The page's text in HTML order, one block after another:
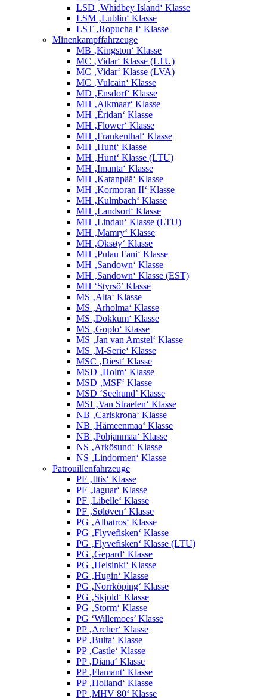
LSD ‚Whidbey Island‘ Klasse
LSM ‚Lublin‘ Klasse
LST ‚Ropucha I‘ Klasse
Minenkampffahrzeuge
MB ‚Kingston‘ Klasse
MC ‚Vidar‘ Klasse (LTU)
MC ‚Vidar‘ Klasse (LVA)
MC ‚Vulcain‘ Klasse
MD ‚Ensdorf‘ Klasse
MH ‚Alkmaar‘ Klasse
MH ‚Éridan‘ Klasse
MH ‚Flower‘ Klasse
MH ‚Frankenthal‘ Klasse
MH ‚Hunt‘ Klasse
MH ‚Hunt‘ Klasse (LTU)
MH ‚Imanta‘ Klasse
MH ‚Katanpää‘ Klasse
MH ‚Kormoran II‘ Klasse
MH ‚Kulmbach‘ Klasse
MH ‚Landsort‘ Klasse
MH ‚Lindau‘ Klasse (LTU)
MH ‚Mamry‘ Klasse
MH ‚Oksøy‘ Klasse
MH ‚Pulau Fani‘ Klasse
MH ‚Sandown‘ Klasse
MH ‚Sandown‘ Klasse (EST)
MH ‘Styrsö’ Klasse
MS ‚Alta‘ Klasse
MS ‚Arholma‘ Klasse
MS ‚Dokkum‘ Klasse
MS ‚Goplo‘ Klasse
MS ‚Jan van Amstel‘ Klasse
MS ‚M-Serie‘ Klasse
MSC ‚Diest‘ Klasse
MSD ‚Holm‘ Klasse
MSD ‚MSF‘ Klasse
MSD ‘Seehund’ Klasse
MSI ‚Van Straelen‘ Klasse
NB ‚Carlskrona‘ Klasse
NB ‚Hämeenmaa‘ Klasse
NB ‚Pohjanmaa‘ Klasse
NS ‚Arkösund‘ Klasse
NS ‚Lindormen‘ Klasse
Patrouillenfahrzeuge
PF ‚Iltis‘ Klasse
PF ‚Jaguar‘ Klasse
PF ‚Libelle‘ Klasse
PF ‚Søløven‘ Klasse
PG ‚Albatros‘ Klasse
PG ‚Flyvefisken‘ Klasse
PG ‚Flyvefisken‘ Klasse (LTU)
PG ‚Gepard‘ Klasse
PG ‚Helsinki‘ Klasse
PG ‚Hugin‘ Klasse
PG ‚Norrköping‘ Klasse
PG ‚Skjold‘ Klasse
PG ‚Storm‘ Klasse
PG ‘Willemoes’ Klasse
PP ‚Archer‘ Klasse
PP ‚Bulta‘ Klasse
PP ‚Castle‘ Klasse
PP ‚Diana‘ Klasse
PP ‚Flamant‘ Klasse
PP ‚Holland‘ Klasse
PP ‚MHV 80‘ Klasse